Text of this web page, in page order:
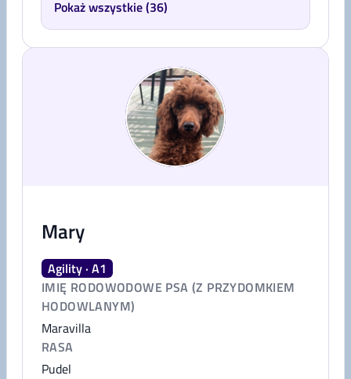
Pokaż wszystkie (36)
Mary
Agility · A1
IMIĘ RODOWODOWE PSA (Z PRZYDOMKIEM
HODOWLANYM)
Maravilla
RASA
Pudel